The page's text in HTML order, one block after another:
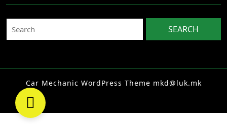
Search
for:
Car Mechanic WordPress Theme mkd@luk.mk